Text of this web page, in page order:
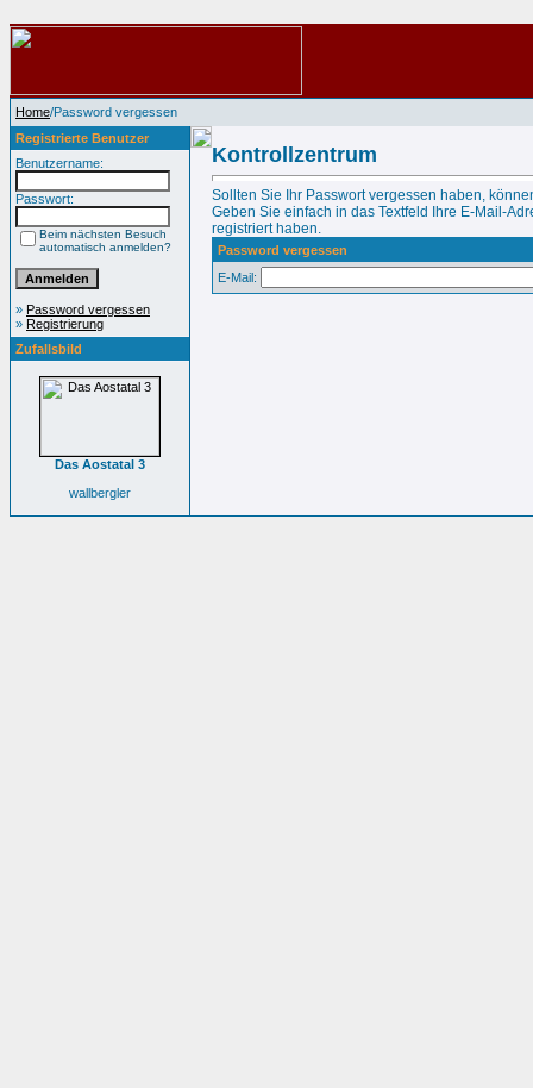
Home/Password vergessen
Registrierte Benutzer
Benutzername:
Passwort:
Beim nächsten Besuch
automatisch anmelden?
» Password vergessen
» Registrierung
Zufallsbild
Das Aostatal 3
wallbergler
Kontrollzentrum
Sollten Sie Ihr Passwort vergessen haben,
Geben Sie einfach in das Textfeld Ihre E-Mail-
registriert haben.
Password vergessen
E-Mail: